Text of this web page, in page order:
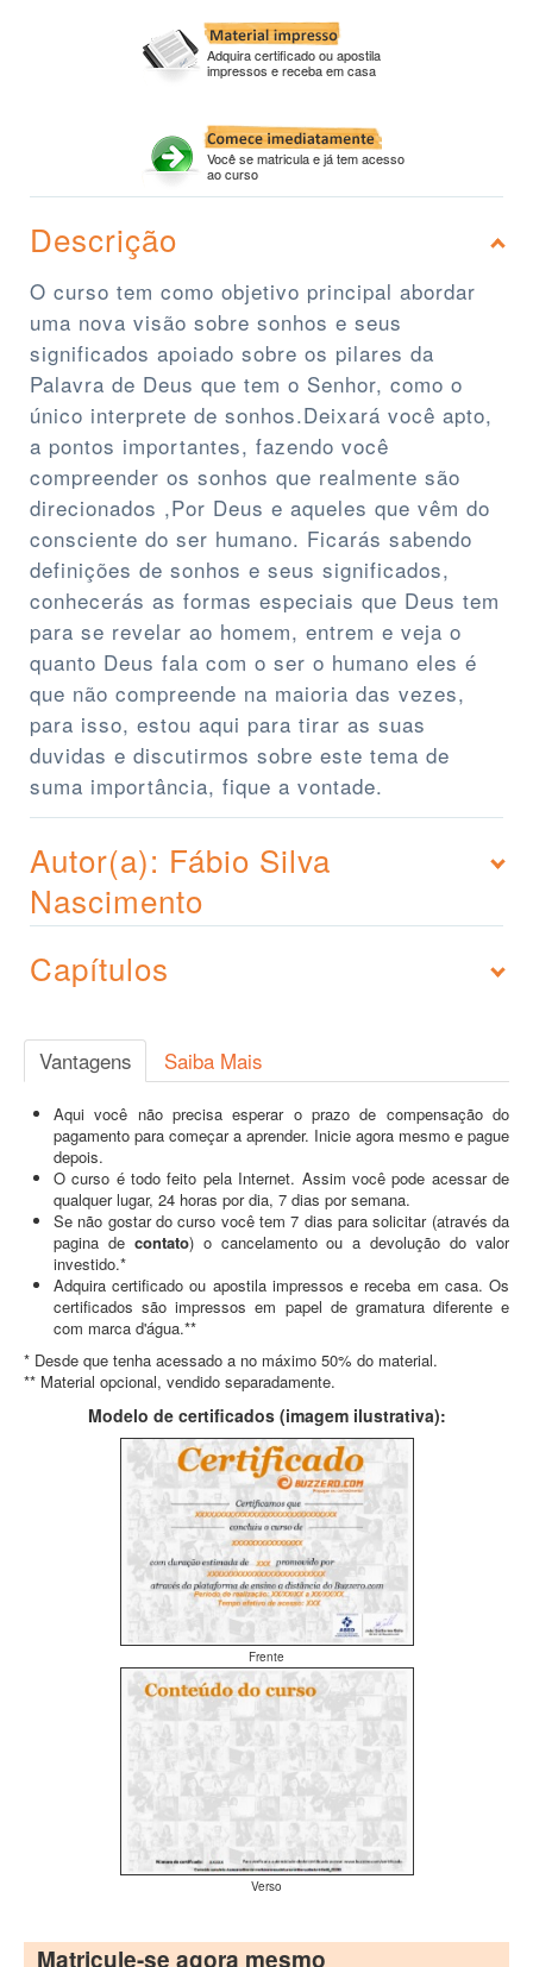
Adquira certificado ou apostila
impressos e receba em casa
Você se matricula e já tem acesso
ao curso
Descrição
O curso tem como objetivo principal abordar
uma nova visão sobre sonhos e seus
significados apoiado sobre os pilares da
Palavra de Deus que tem o Senhor, como o
único interprete de sonhos.Deixará você apto,
a pontos importantes, fazendo você
compreender os sonhos que realmente são
direcionados ,Por Deus e aqueles que vêm do
consciente do ser humano. Ficarás sabendo
definições de sonhos e seus significados,
conhecerás as formas especiais que Deus tem
para se revelar ao homem, entrem e veja o
quanto Deus fala com o ser o humano eles é
que não compreende na maioria das vezes,
para isso, estou aqui para tirar as suas
duvidas e discutirmos sobre este tema de
suma importância, fique a vontade.
Autor(a): Fábio Silva
Nascimento
Capítulos
Vantagens Saiba Mais
Aqui você não precisa esperar o prazo de compensação do
pagamento para começar a aprender. Inicie agora mesmo e pague
depois.
O curso é todo feito pela Internet. Assim você pode acessar de
qualquer lugar, 24 horas por dia, 7 dias por semana.
Se não gostar do curso você tem 7 dias para solicitar (através da
pagina de contato) o cancelamento ou a devolução do valor
investido.*
Adquira certificado ou apostila impressos e receba em casa. Os
certificados são impressos em papel de gramatura diferente e
com marca d'água.**
* Desde que tenha acessado a no máximo 50% do material.
** Material opcional, vendido separadamente.
Modelo de certificados (imagem ilustrativa):
Frente
Verso
Matricule-se agora mesmo